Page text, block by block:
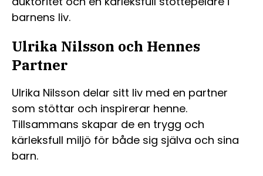
barnens liv.
Ulrika Nilsson och Hennes
Partner
Ulrika Nilsson delar sitt liv med en partner
som stöttar och inspirerar henne.
Tillsammans skapar de en trygg och
kärleksfull miljö för både sig själva och sina
barn.